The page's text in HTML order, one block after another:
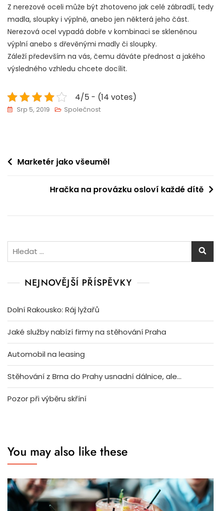
Z nerezové oceli může být zhotoveno jak celé zábradlí, tedy
madla, sloupky i výplně, anebo jen některá jeho část.
Nerezová ocel vypadá dobře v kombinaci se skleněnou
výplní anebo s dřevěnými madly či sloupky.
Záleží především na vás, čemu dáváte přednost a jakého
výsledného vzhledu chcete docílit.
4/5 - (14 votes)
Srp 5, 2019 Společnost
Navigace
příspěvek
Marketér jako všeuměl
Hračka na provázku osloví každé dítě
Vyhledávání
NEJNOVĚJŠÍ PŘÍSPĚVKY
Dolní Rakousko: Ráj lyžařů
Jaké služby nabízí firmy na stěhování Praha
Automobil na leasing
Stěhování z Brna do Prahy usnadní dálnice, ale…
Pozor při výběru skříní
You may also like these